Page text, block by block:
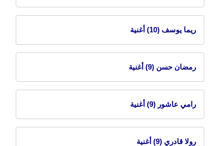
ريما يوسف (10) أغنية
رمضان حسن (9) أغنية
رامي عاشور (9) أغنية
رولا قادري (9) أغنية